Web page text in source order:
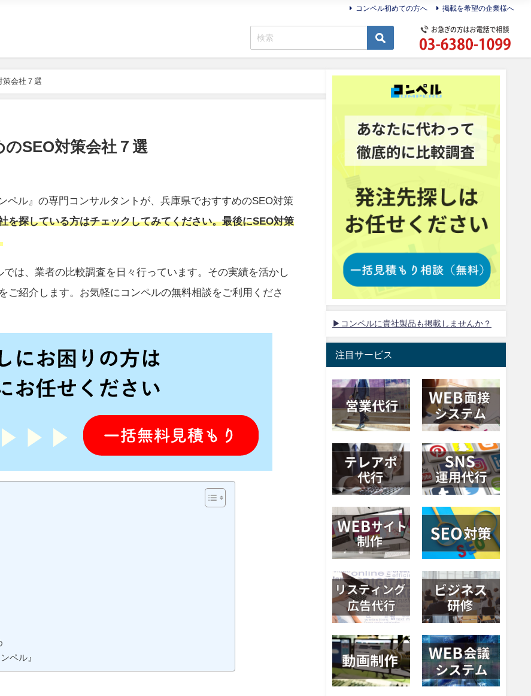
コンペル初めての方へ 掲載を希望の企業様へ
策会社７選
のSEO対策会社７選
ル』の専門コンサルタントが、兵庫県でおすすめのSEO対策
を探している方はチェックしてみてください。最後にSEO対策
は、業者の比較調査を日々行っています。その実績を活かし
ご紹介します。お気軽にコンペルの無料相談をご利用くださ
ペル』
▶コンペルに貴社製品も掲載しませんか？
注目サービス